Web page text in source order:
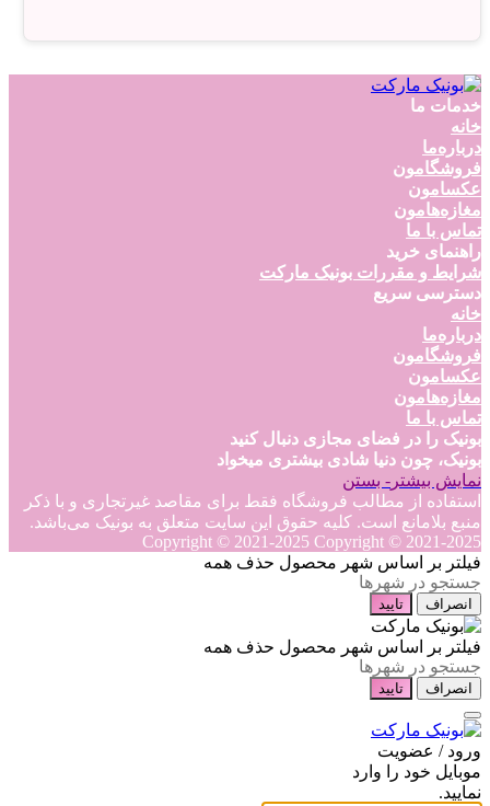
خدمات ما
خانه
درباره‌ما
فروشگامون
عکسامون
مغازه‌هامون
تماس با ما
راهنمای خرید
شرایط و مقررات بونیک مارکت
دسترسی سریع
خانه
درباره‌ما
فروشگامون
عکسامون
مغازه‌هامون
تماس با ما
بونیک را در فضای مجازی دنبال کنید
بونیک، چون دنیا شادی بیشتری میخواد
نمایش بیشتر - بستن
استفاده از مطالب فروشگاه فقط برای مقاصد غیرتجاری و با ذکر
منبع بلامانع است. کلیه حقوق این سایت متعلق به بونیک می‌باشد.
Copyright © 2021-2025 Copyright © 2021-2025
فیلتر بر اساس شهر محصول حذف همه
انصراف تایید
فیلتر بر اساس شهر محصول حذف همه
انصراف تایید
ورود / عضویت
موبایل خود را وارد
نمایید.